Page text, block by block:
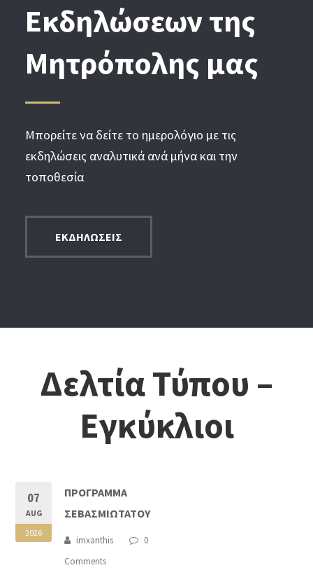
Εκδηλώσεων της
Μητρόπολης μας
Μπορείτε να δείτε το ημερολόγιο με τις
εκδηλώσεις αναλυτικά ανά μήνα και την
τοποθεσία
ΕΚΔΗΛΩΣΕΙΣ
Δελτία Τύπου –
Εγκύκλιοι
07
AUG
2026
ΠΡΟΓΡΑΜΜΑ
ΣΕΒΑΣΜΙΩΤΑΤΟΥ
imxanthis
0
Comments